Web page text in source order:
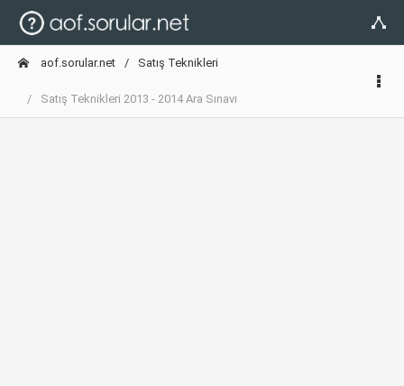
aof.sorular.net Satış Teknikleri
Satış Teknikleri 2013 - 2014 Ara Sınavı